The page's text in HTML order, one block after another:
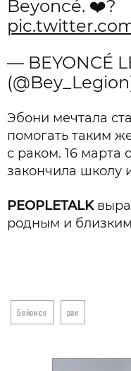
Beyoncé. ❤️️?
— BEYONCÉ
Эбони мечтала
помогать таким
с раком. 16 марта
закончила школу
PEOPLETALK
родным и
Бейонсе рак